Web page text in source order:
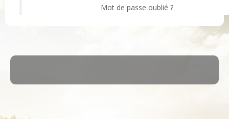
Mot de passe oublié ?